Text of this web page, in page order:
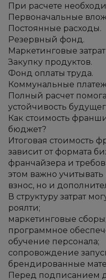
При расчете
Первоначальные
Постоянные расходы.
Резервный фонд.
Маркетинговые
Закупку продуктов.
Фонд оплаты труда.
Коммунальные
Полный расчет
устойчивость
Как стоимость
бюджет?
Итоговая стоимость
зависит от формата
франчайзера и
этом важно
взнос, но и
В структуру затрат
роялти;
маркетинговые сборы;
программное
обучение персонала;
сопровождение
брендированные
Перед подписанием